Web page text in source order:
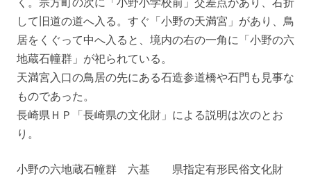
して旧道の道へ入る。すぐ「小野の天満宮」があり、鳥
居をくぐって中へ入ると、境内の右の一角に「小野の六
地蔵石幢群」が祀られている。
天満宮入口の鳥居の先にある石造参道橋や石門も見事な
ものであった。
長崎県ＨＰ「長崎県の文化財」による説明は次のとお
り。
小野の六地蔵石幢群 六基 県指定有形民俗文化財